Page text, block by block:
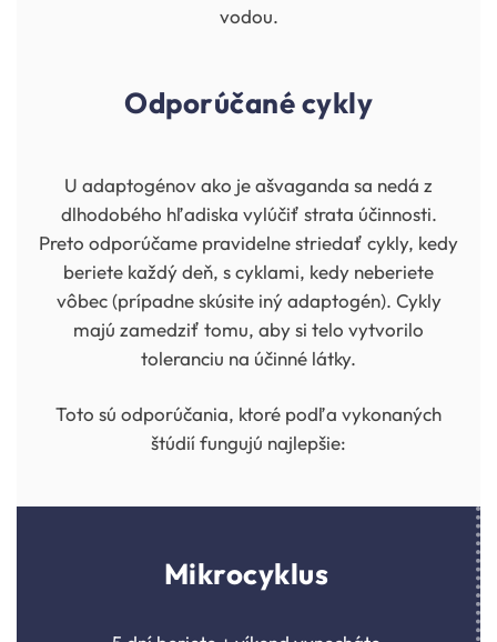
vodou.
Odporúčané cykly
U adaptogénov ako je ašvaganda sa nedá z
dlhodobého hľadiska vylúčiť strata účinnosti.
Preto odporúčame pravidelne striedať cykly, kedy
beriete každý deň, s cyklami, kedy neberiete
vôbec (prípadne skúsite iný adaptogén). Cykly
majú zamedziť tomu, aby si telo vytvorilo
toleranciu na účinné látky.
Toto sú odporúčania, ktoré podľa vykonaných
štúdií fungujú najlepšie:
Mikrocyklus